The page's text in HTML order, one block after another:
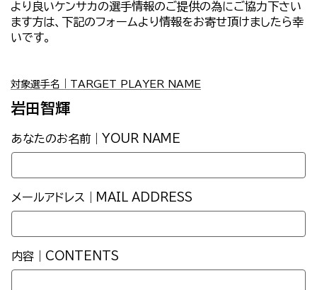
より良いケンサカの選手情報のご提供の為にご協力下さい
ます方は、下記のフォームより情報をお寄せ頂けましたら幸
いです。
対象選手名｜TARGET PLAYER NAME
岩田智輝
あなたのお名前｜YOUR NAME
メールアドレス｜MAIL ADDRESS
内容｜CONTENTS